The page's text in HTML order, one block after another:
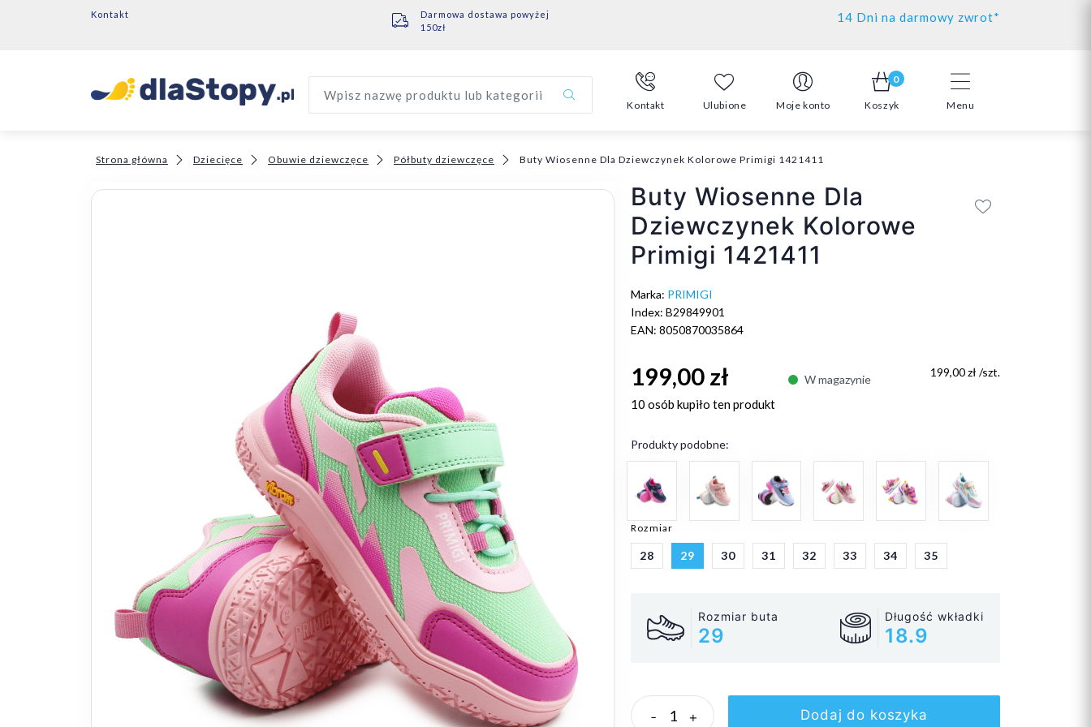
Kontakt
Darmowa dostawa powyżej
150zł
14 Dni na darmowy zwrot*
Menu
Wpisz nazwę produktu lub kategorii
Kontakt Ulubione Moje konto
0
Koszyk
Strona główna Dziecięce Obuwie dziewczęce Półbuty dziewczęce Buty Wiosenne Dla Dziewczynek Kolorowe Primigi 1421411
Buty Wiosenne Dla
Dziewczynek Kolorowe
Primigi 1421411
Marka: PRIMIGI
Index: B29849901
EAN: 8050870035864
199,00 zł W magazynie
199,00 zł /szt.
10 osób kupiło ten produkt
Produkty podobne:
Rozmiar
28 29 30 31 32 33 34 35
Rozmiar buta
29
Długość wkładki
18.9
- + Dodaj do koszyka